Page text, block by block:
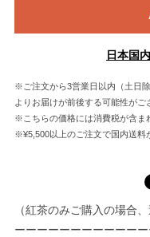
日本国
※ご注文から3営業日以内（土日
よりお届けが前後する可能性がご
※こちらの価格には消費税が含ま
※¥5,500以上のご注文で国内送料
（紅茶のみご購入の場合
ーーーーーーーーーーー